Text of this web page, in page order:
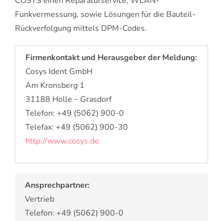
Funkvermessung, sowie Lösungen für die Bauteil-
Rückverfolgung mittels DPM-Codes.
Firmenkontakt und Herausgeber der Meldung:
Cosys Ident GmbH
Am Kronsberg 1
31188 Holle – Grasdorf
Telefon: +49 (5062) 900-0
Telefax: +49 (5062) 900-30
http://www.cosys.de
Ansprechpartner:
Vertrieb
Telefon: +49 (5062) 900-0